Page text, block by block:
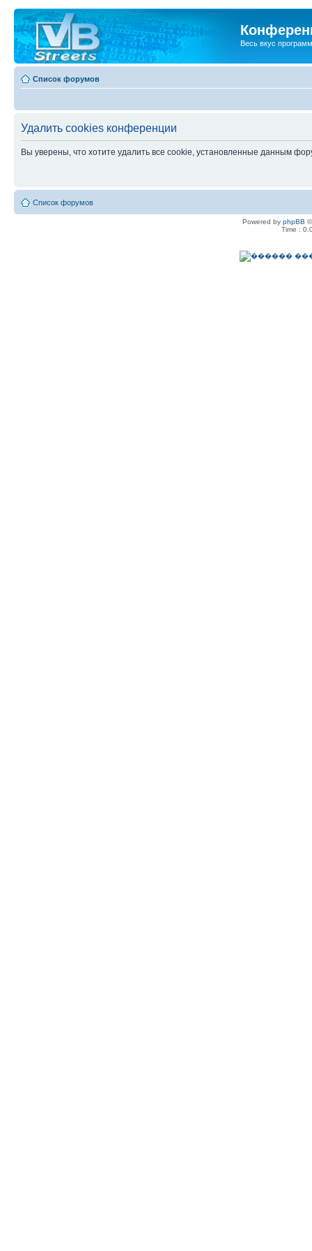
Весь вкус
Список форумов
Удалить cookies конференции
Вы уверены, что хотите удалить все cookie, установленные данным
Список форумов
Powered by phpBB
Time :